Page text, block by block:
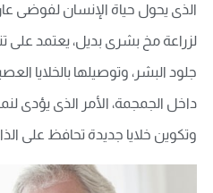
الذى يحول حياة الإنسان لفوضى
لزراعة مخ بشرى بديل، يعتمد على
جلود البشر، وتوصيلها بالخلايا
داخل الجمجمة، الأمر الذى يؤدى
وتكوين خلايا جديدة تحافظ على